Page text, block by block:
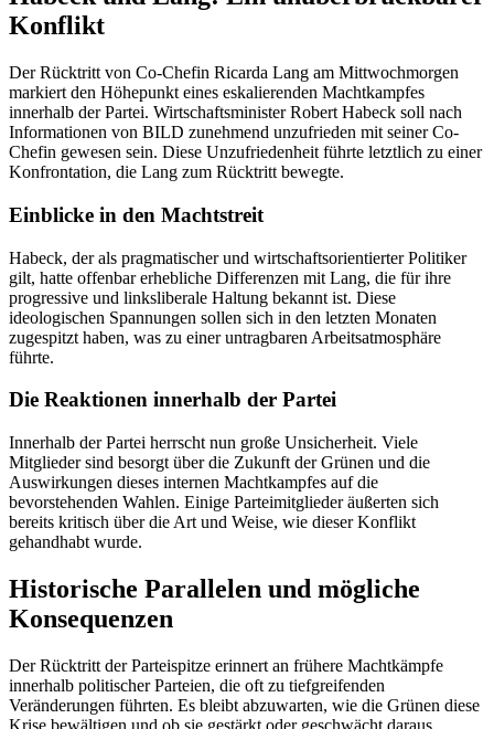
Konflikt
Der Rücktritt von Co-Chefin Ricarda Lang am Mittwochmorgen
markiert den Höhepunkt eines eskalierenden Machtkampfes
innerhalb der Partei. Wirtschaftsminister Robert Habeck soll nach
Informationen von BILD zunehmend unzufrieden mit seiner Co-
Chefin gewesen sein. Diese Unzufriedenheit führte letztlich zu einer
Konfrontation, die Lang zum Rücktritt bewegte.
Einblicke in den Machtstreit
Habeck, der als pragmatischer und wirtschaftsorientierter Politiker
gilt, hatte offenbar erhebliche Differenzen mit Lang, die für ihre
progressive und linksliberale Haltung bekannt ist. Diese
ideologischen Spannungen sollen sich in den letzten Monaten
zugespitzt haben, was zu einer untragbaren Arbeitsatmosphäre
führte.
Die Reaktionen innerhalb der Partei
Innerhalb der Partei herrscht nun große Unsicherheit. Viele
Mitglieder sind besorgt über die Zukunft der Grünen und die
Auswirkungen dieses internen Machtkampfes auf die
bevorstehenden Wahlen. Einige Parteimitglieder äußerten sich
bereits kritisch über die Art und Weise, wie dieser Konflikt
gehandhabt wurde.
Historische Parallelen und mögliche
Konsequenzen
Der Rücktritt der Parteispitze erinnert an frühere Machtkämpfe
innerhalb politischer Parteien, die oft zu tiefgreifenden
Veränderungen führten. Es bleibt abzuwarten, wie die Grünen diese
Krise bewältigen und ob sie gestärkt oder geschwächt daraus